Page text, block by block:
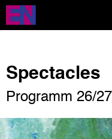
Direkt
zum
Inhalt
Spectacles
Programm 26/27